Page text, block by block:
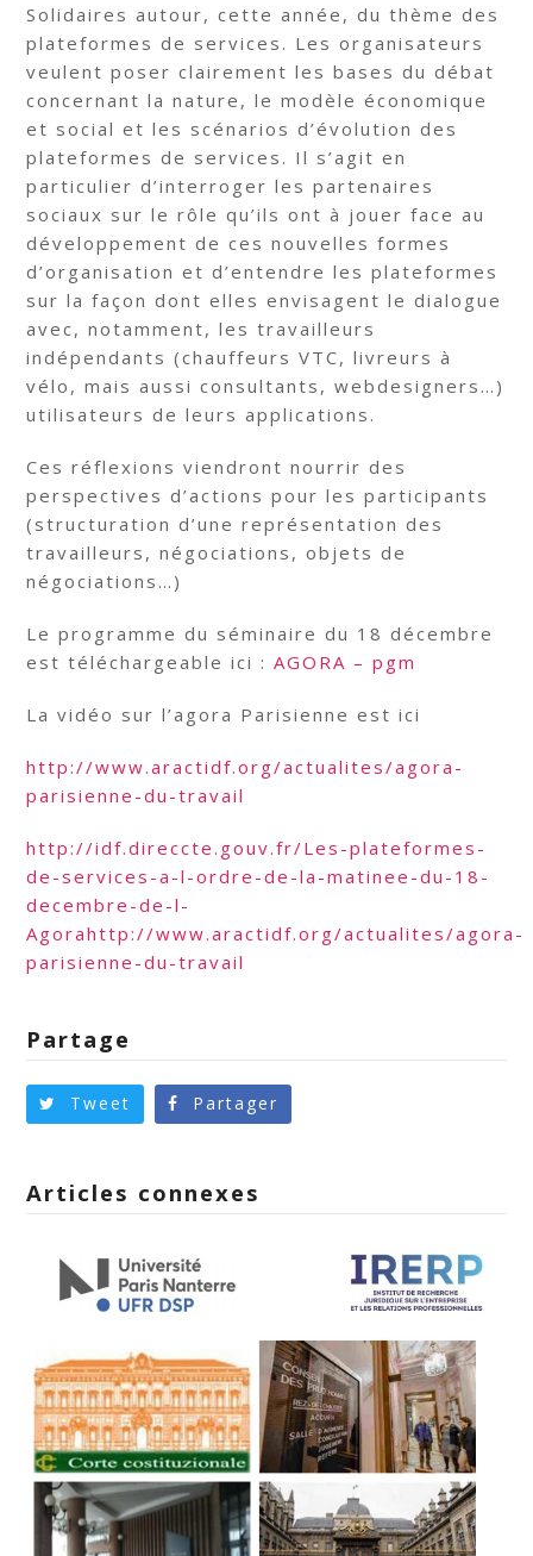
Solidaires autour, cette année, du thème des
plateformes de services. Les organisateurs
veulent poser clairement les bases du débat
concernant la nature, le modèle économique
et social et les scénarios d’évolution des
plateformes de services. Il s’agit en
particulier d’interroger les partenaires
sociaux sur le rôle qu’ils ont à jouer face au
développement de ces nouvelles formes
d’organisation et d’entendre les plateformes
sur la façon dont elles envisagent le dialogue
avec, notamment, les travailleurs
indépendants (chauffeurs VTC, livreurs à
vélo, mais aussi consultants, webdesigners…)
utilisateurs de leurs applications.
Ces réflexions viendront nourrir des
perspectives d’actions pour les participants
(structuration d’une représentation des
travailleurs, négociations, objets de
négociations…)
Le programme du séminaire du 18 décembre
est téléchargeable ici :AGORA – pgm
La vidéo sur l’agora Parisienne est ici
http://www.aractidf.org/actualites/agora-
parisienne-du-travail
http://idf.direccte.gouv.fr/Les-plateformes-
de-services-a-l-ordre-de-la-matinee-du-18-
decembre-de-l-
Agorahttp://www.aractidf.org/actualites/agora-
parisienne-du-travail
Partage
Tweet Partager
Articles connexes